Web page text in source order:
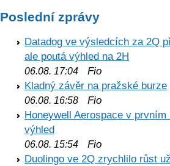
Poslední zprávy
Datadog ve výsledcích za 2Q
ale poutá výhled na 2H
06.08. 17:04 Fio
Kladný závěr na pražské burze
06.08. 16:58 Fio
Honeywell Aerospace v
výhled
06.08. 15:54 Fio
Duolingo ve 2Q zrychlilo růst